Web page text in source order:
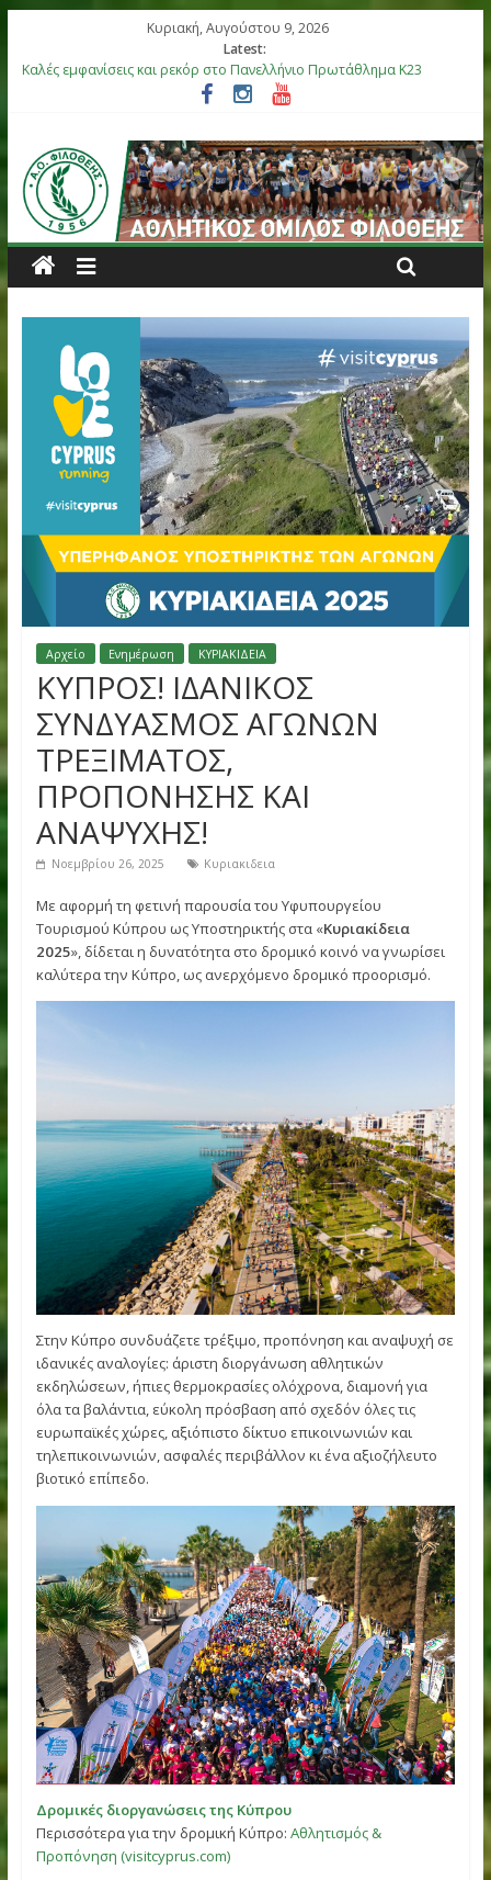
Κυριακή, Αυγούστου 9, 2026
Latest:
Καλές εμφανίσεις και ρεκόρ στο Πανελλήνιο Πρωτάθλημα Κ23
Αργυρό μετάλλιο η Στεφανίδη, καλές εμφανίσεις στο
Επιτυχίες για τους αθλητές μας στο Πανελλήνιο Πρωτάθλημα
στη Θήβα
Μετάλλια για τα παιδιά του ΑΟ Φιλοθέης στη διεθνή
Ελλάς-Κύπρος
Έξι αθλητές του ΑΟ Φιλοθέης στην αποστολή της Εθνικής
Κ18
ΚΥΠΡΟΣ! ΙΔΑΝΙΚΟΣ
ΣΥΝΔΥΑΣΜΟΣ ΑΓΩΝΩΝ
ΤΡΕΞΙΜΑΤΟΣ,
ΠΡΟΠΟΝΗΣΗΣ ΚΑΙ
ΑΝΑΨΥΧΗΣ!
Νοεμβρίου 26, 2025 Κυριακιδεια
», δίδεται η δυνατότητα στο δρομικό κοινό να
καλύτερα την Κύπρο, ως ανερχόμενο δρομικό προορισμό.
Στην Κύπρο συνδυάζετε τρέξιμο, προπόνηση και
ιδανικές αναλογίες: άριστη διοργάνωση αθλητικών
εκδηλώσεων, ήπιες θερμοκρασίες ολόχρονα, διαμονή για
όλα τα βαλάντια, εύκολη πρόσβαση από σχεδόν όλες τις
ευρωπαϊκές χώρες, αξιόπιστο δίκτυο επικοινωνιών και
τηλεπικοινωνιών, ασφαλές περιβάλλον κι ένα
βιοτικό επίπεδο.